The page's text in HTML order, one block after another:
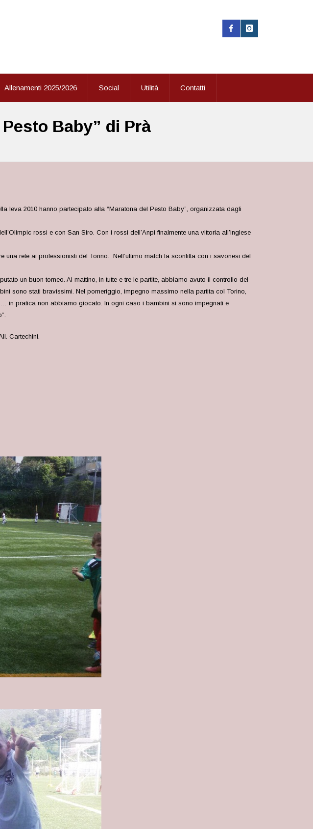
Allenamenti 2025/2026 Social Utilità Contatti
Baby” di Prà
leva 2010 hanno partecipato alla “Maratona del Pesto Baby”, organizzata dagli
rossi e con San Siro. Con i rossi dell’Anpi finalmente una vittoria all’inglese
rete ai professionisti del Torino. Nell’ultimo match la sconfitta con i savonesi del
un buon torneo. Al mattino, in tutte e tre le partite, abbiamo avuto il controllo del
sono stati bravissimi. Nel pomeriggio, impegno massimo nella partita col Torino,
in pratica non abbiamo giocato. In ogni caso i bambini si sono impegnati e
Cartechini.